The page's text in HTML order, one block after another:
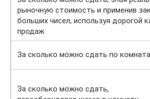
рыночную стоимость и применив
больших чисел, используя дорогой
продаж
За сколько можно сдать по
За сколько можно сдать,